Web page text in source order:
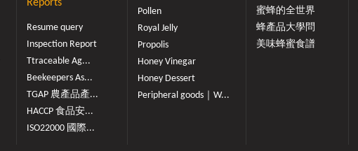
Reports
Resume query
Inspection Report
Ttraceable Ag...
Beekeepers As...
TGAP 農產品產...
HACCP 食品安...
ISO22000 國際...
Pollen
Royal Jelly
Propolis
Honey Vinegar
Honey Dessert
Peripheral goods｜W...
蜜蜂的全世界
蜂產品大學問
美味蜂蜜食譜